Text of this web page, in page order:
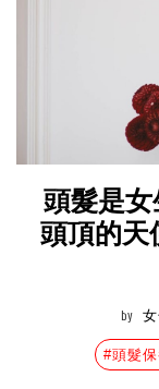
頭髮是女
頭頂的天
by
#頭髮